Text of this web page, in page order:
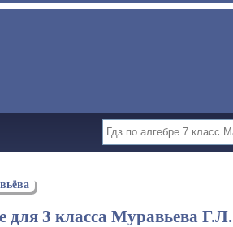
для 3 класса Муравьева Г.Л.